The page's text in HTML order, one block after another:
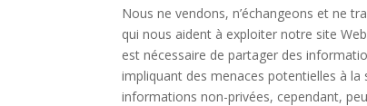
Nous ne vendons, n’échangeons et ne
qui nous aident à exploiter notre site
est nécessaire de partager des
impliquant des menaces potentielles à
informations non-privées, cependant,